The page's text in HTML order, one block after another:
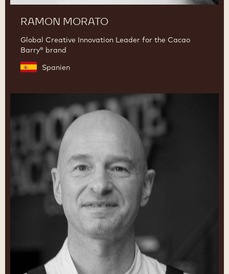
RAMON MORATO
Global Creative Innovation Leader for the Cacao
Barry® brand
Spanien
Hernou